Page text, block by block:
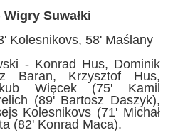
Suwałki
Kolesnikovs, 58' Maślany
- Konrad Hus, Dominik
Baran, Krzysztof Hus,
Więcek (75' Kamil
(89' Bartosz Daszyk),
Kolesnikovs (71' Michał
(82' Konrad Maca).